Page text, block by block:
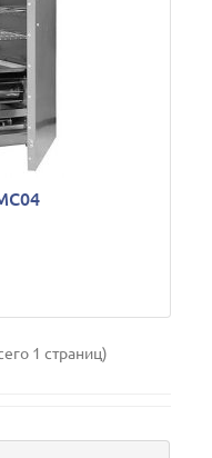
1 страниц)